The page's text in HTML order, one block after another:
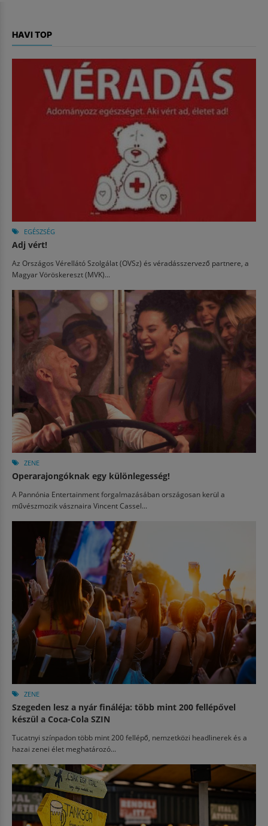
HAVI TOP
EGÉSZSÉG
Adj vért!
Az Országos Vérellátó Szolgálat (OVSz) és véradásszervező partnere, a
Magyar Vöröskereszt (MVK)...
ZENE
Operarajongóknak egy különlegesség!
A Pannónia Entertainment forgalmazásában országosan kerül a
művészmozik vásznaira Vincent Cassel...
ZENE
Szegeden lesz a nyár fináléja: több mint 200 fellépővel
készül a Coca-Cola SZIN
Tucatnyi színpadon több mint 200 fellépő, nemzetközi headlinerek és a
hazai zenei élet meghatározó...